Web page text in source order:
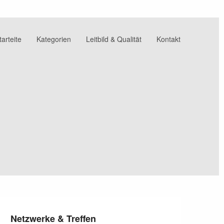
Kategorien Leitbild & Qualität Kontakt
Netzwerke & Treffen